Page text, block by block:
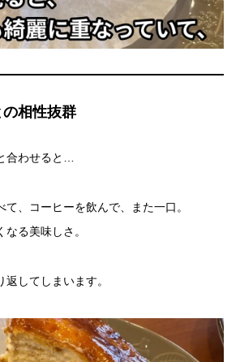
相性抜群
合わせると…
て、コーヒーを飲んで、また一口。
る美味しさ。
してしまいます。